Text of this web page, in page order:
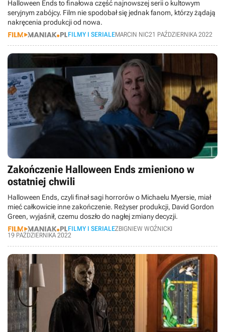
Halloween Ends to finałowa część najnowszej serii o kultowym
seryjnym zabójcy. Film nie spodobał się jednak fanom, którzy żądają
nakręcenia produkcji od nowa.
FILMY I SERIALEMARCIN NIC21 PAŹDZIERNIKA 2022
Zakończenie Halloween Ends zmieniono w
ostatniej chwili
Halloween Ends, czyli finał sagi horrorów o Michaelu Myersie, miał
mieć całkowicie inne zakończenie. Reżyser produkcji, David Gordon
Green, wyjaśnił, czemu doszło do nagłej zmiany decyzji.
FILMY I SERIALEZBIGNIEW WOŹNICKI
19 PAŹDZIERNIKA 2022